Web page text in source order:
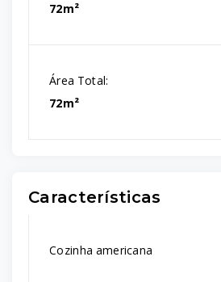
72m²
Área Total:
72m²
Características
Cozinha americana